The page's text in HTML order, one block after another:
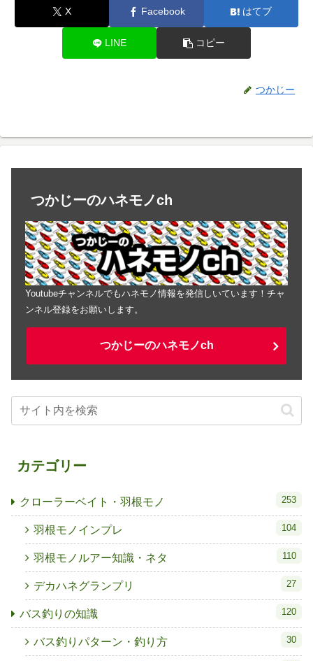
X Facebook はてブ
LINE コピー
つかじー
つかじーのハネモノch
Youtubeチャンネルでもハネモノ情報を発信しいています！チャ
ンネル登録をお願いします。
つかじーのハネモノch
カテゴリー
クローラーベイト・羽根モノ 253
羽根モノインプレ 104
羽根モノルアー知識・ネタ 110
デカハネグランプリ 27
バス釣りの知識 120
バス釣りパターン・釣り方 30